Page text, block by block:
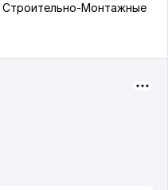
Строительно-Монтажные